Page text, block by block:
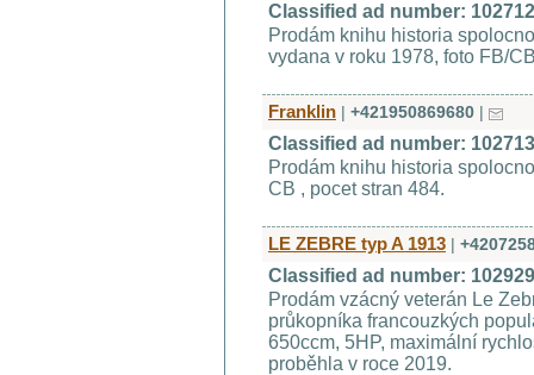
Classified ad number:
Prodám knihu historia
vydana v roku 1978, foto FB/
Franklin | +421950869680 |
Classified ad number:
Prodám knihu historia
CB , pocet stran 484.
LE ZEBRE typ A 1913 |
Classified ad number:
Prodám vzácný veterán Le
průkopníka francouzkých
650ccm, 5HP, maximální
proběhla v roce 2019.